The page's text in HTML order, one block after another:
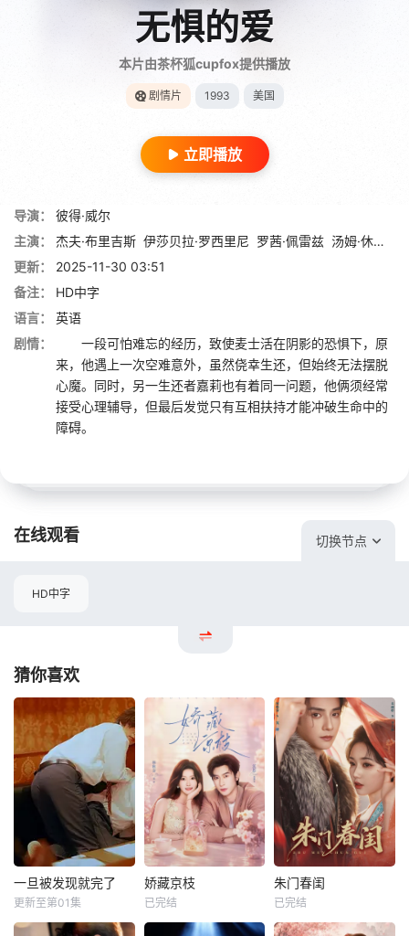
无惧的爱
本片由茶杯狐cupfox提供播放
剧情片 1993 美国
立即播放
导演：
彼得·威尔
主演：
杰夫·布里吉斯 伊莎贝拉·罗西里尼 罗茜·佩雷兹 汤姆·休斯克
更新：
2025-11-30 03:51
备注：
HD中字
语言：
英语
剧情：
一段可怕难忘的经历，致使麦士活在阴影的恐惧下，原
来，他遇上一次空难意外，虽然侥幸生还，但始终无法摆脱
心魔。同时，另一生还者嘉莉也有着同一问题，他俩须经常
接受心理辅导，但最后发觉只有互相扶持才能冲破生命中的
障碍。
在线观看 切换节点
HD中字
猜你喜欢
一旦被发现就完了
更新至第01集
娇藏京枝
已完结
朱门春闺
已完结